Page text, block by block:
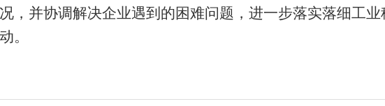
，并协调解决企业遇到的困难问题，进一步落实落细工
。